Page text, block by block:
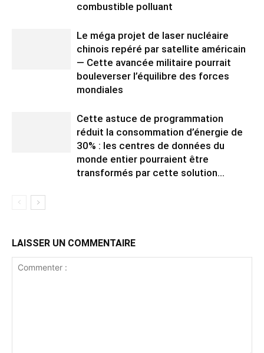
combustible polluant
Le méga projet de laser nucléaire
chinois repéré par satellite américain
— Cette avancée militaire pourrait
bouleverser l’équilibre des forces
mondiales
Cette astuce de programmation
réduit la consommation d’énergie de
30% : les centres de données du
monde entier pourraient être
transformés par cette solution...
LAISSER UN COMMENTAIRE